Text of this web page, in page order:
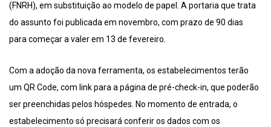
(FNRH), em substituição ao modelo de papel. A portaria que trata
do assunto foi publicada em novembro, com prazo de 90 dias
para começar a valer em 13 de fevereiro.
Com a adoção da nova ferramenta, os estabelecimentos terão
um QR Code, com link para a página de pré-check-in, que poderão
ser preenchidas pelos hóspedes. No momento de entrada, o
estabelecimento só precisará conferir os dados com os